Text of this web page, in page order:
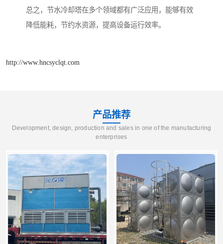
总之，节水冷却塔在多个领域都有广泛应用，能够有效
降低能耗，节约水资源，提高设备运行效率。
http://www.hncsyclqt.com
产品推荐
Development, design, production and sales in one of the manufacturing
enterprises